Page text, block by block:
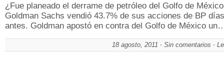
¿Fue planeado el derrame de petróleo del Golfo de
Goldman Sachs vendió 43.7% de sus acciones de BP días
antes. Goldman apostó en contra del Golfo de México
18 agosto, 2011 Sin comentarios